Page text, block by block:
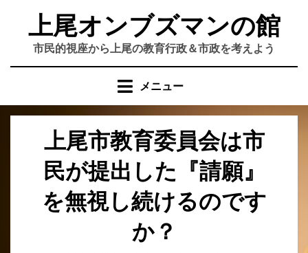
上尾オンブズマンの館
市民的視座から上尾の教育行政＆市政を考えよう
メニュー
上尾市教育委員会は市
民が提出した『請願』
を無視し続けるのです
か？